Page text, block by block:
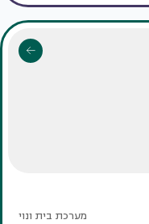
מערכת בית ונוי